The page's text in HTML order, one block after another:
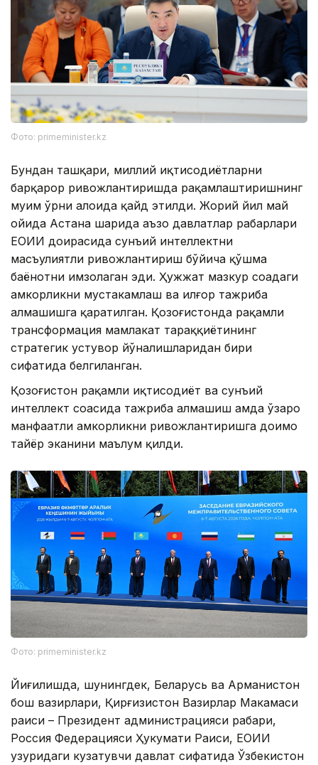
Фото: primeminister.kz
Бундан ташқари, миллий иқтисодиётларни
барқарор ривожлантиришда рақамлаштиришнинг
муҳим ўрни алоҳида қайд этилди. Жорий йил май
ойида Астана шаҳрида аъзо давлатлар раҳбарлари
ЕОИИ доирасида сунъий интеллектни
масъулиятли ривожлантириш бўйича қўшма
баёнотни имзолаган эди. Ҳужжат мазкур соҳадаги
ҳамкорликни мустаҳкамлаш ва илғор тажриба
алмашишга қаратилган. Қозоғистонда рақамли
трансформация мамлакат тараққиётининг
стратегик устувор йўналишларидан бири
сифатида белгиланган.
Қозоғистон рақамли иқтисодиёт ва сунъий
интеллект соҳасида тажриба алмашиш ҳамда ўзаро
манфаатли ҳамкорликни ривожлантиришга доимо
тайёр эканини маълум қилди.
Фото: primeminister.kz
Йиғилишда, шунингдек, Беларусь ва Арманистон
бош вазирлари, Қирғизистон Вазирлар Маҳкамаси
раиси – Президент администрацияси раҳбари,
Россия Федерацияси Ҳукумати Раиси, ЕОИИ
ҳузуридаги кузатувчи давлат сифатида Ўзбекистон